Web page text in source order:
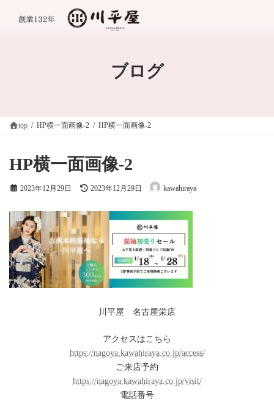
ブログ
top HP横一面画像-2 HP横一面画像-2
HP横一面画像-2
2023年12月29日
最
新
時
:
2023年12月29日 kawahiraya
川平屋 名古屋栄店
アクセスはこちら
https://nagoya.kawahiraya.co.jp/access/
ご来店予約
https://nagoya.kawahiraya.co.jp/visit/
電話番号